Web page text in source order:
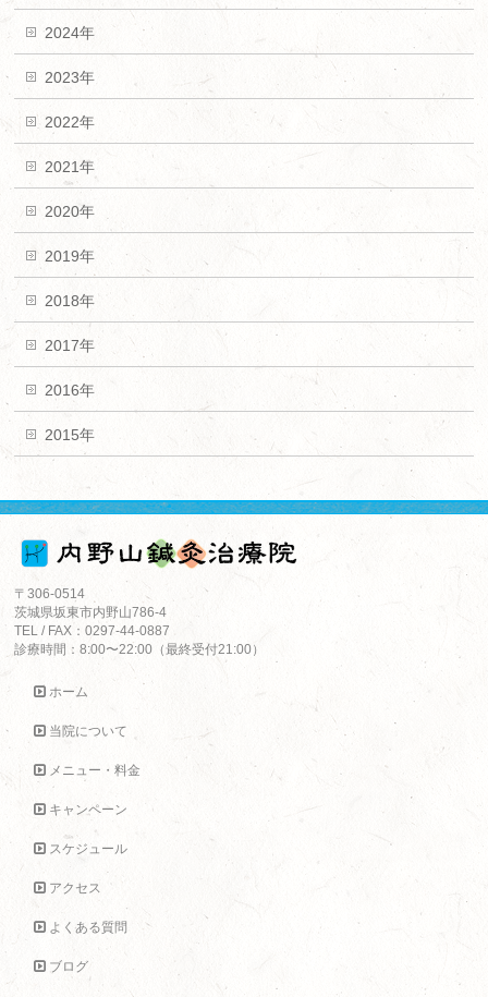
2024年
2023年
2022年
2021年
2020年
2019年
2018年
2017年
2016年
2015年
〒306-0514
茨城県坂東市内野山786-4
TEL / FAX：0297-44-0887
診療時間：8:00〜22:00（最終受付21:00）
ホーム
当院について
メニュー・料金
キャンペーン
スケジュール
アクセス
よくある質問
ブログ